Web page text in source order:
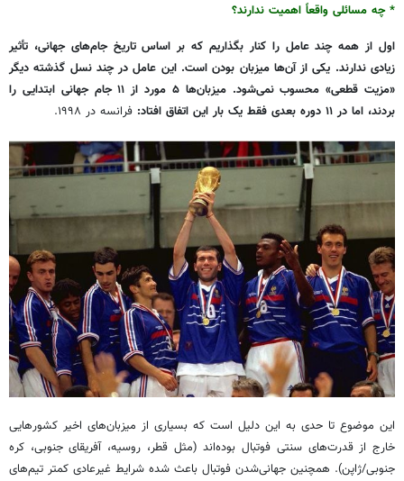
* چه مسائلی واقعاً اهمیت ندارند؟
اول از همه چند عامل را کنار بگذاریم که بر اساس تاریخ جام‌های جهانی، تأثیر
زیادی ندارند. یکی از آن‌ها میزبان بودن است. این عامل در چند نسل گذشته دیگر
«مزیت قطعی» محسوب نمی‌شود. میزبان‌ها ۵ مورد از ۱۱ جام جهانی ابتدایی را
بردند، اما در ۱۱ دوره بعدی فقط یک بار این اتفاق افتاد:
فرانسه در ۱۹۹۸.
این موضوع تا حدی به این دلیل است که بسیاری از میزبان‌های اخیر کشورهایی
خارج از قدرت‌های سنتی فوتبال بوده‌اند (مثل قطر، روسیه، آفریقای جنوبی، کره
جنوبی/ژاپن). همچنین جهانی‌شدن فوتبال باعث شده شرایط غیرعادی کمتر تیم‌های